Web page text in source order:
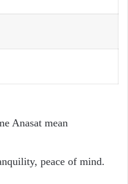
Anasat mean
peace of mind.